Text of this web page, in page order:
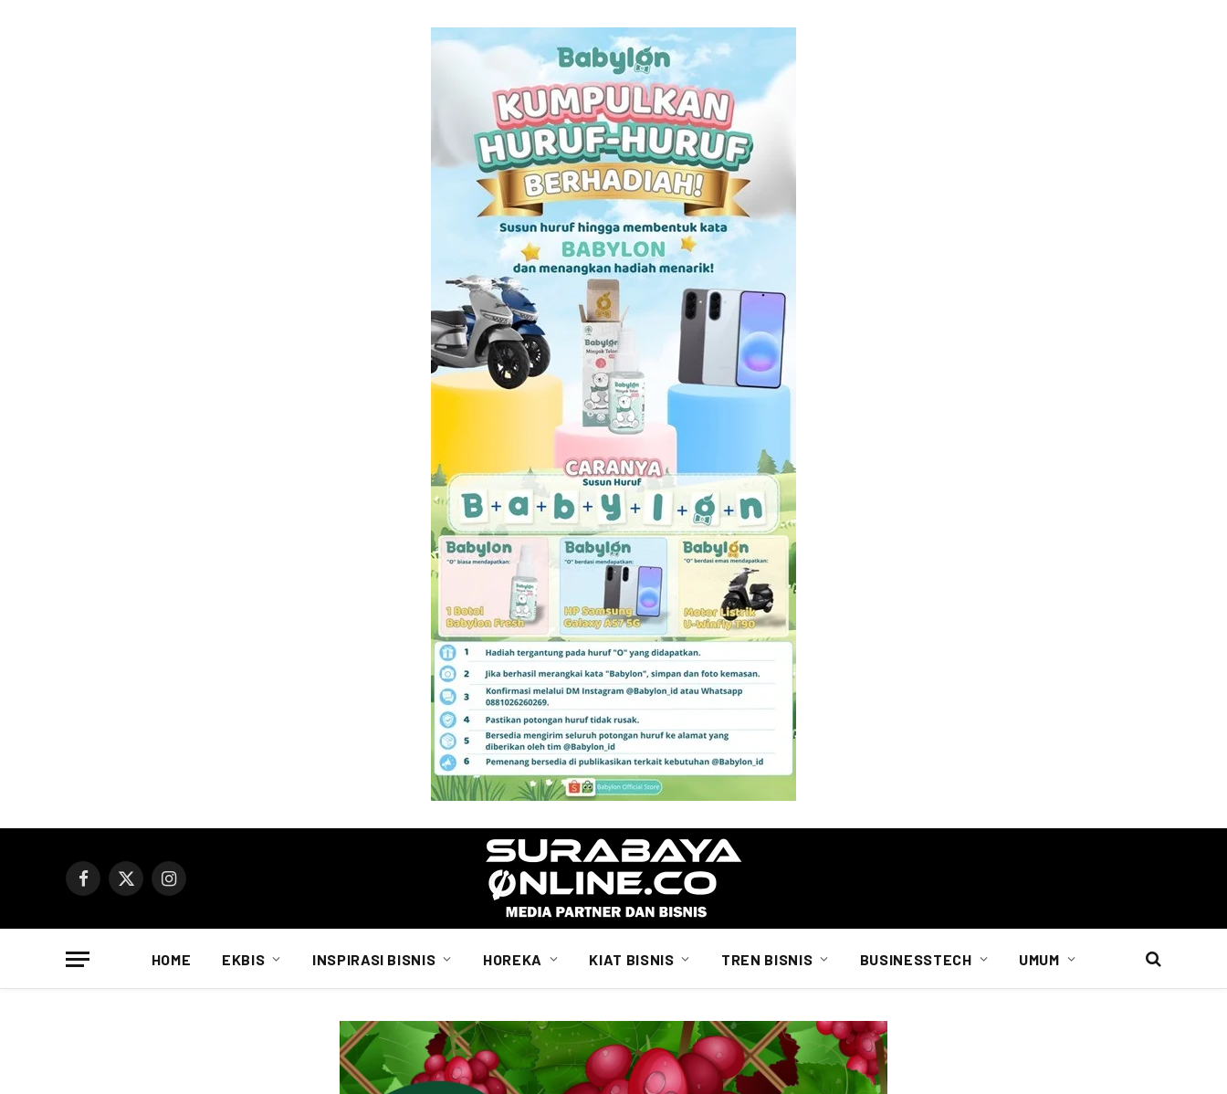
Facebook
X
Instagram
HOME EKBIS INSPIRASI BISNIS HOREKA KIAT BISNIS TREN BISNIS BUSINESSTECH UMUM